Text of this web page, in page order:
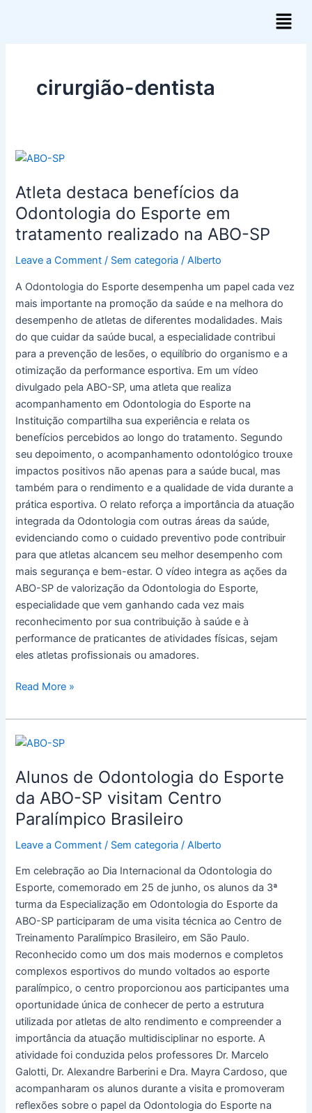
Menu
cirurgião-dentista
Atleta destaca benefícios da
Odontologia do Esporte em
tratamento realizado na ABO-SP
Leave a Comment / Sem categoria /Alberto
A Odontologia do Esporte desempenha um papel cada vez
mais importante na promoção da saúde e na melhora do
desempenho de atletas de diferentes modalidades. Mais
do que cuidar da saúde bucal, a especialidade contribui
para a prevenção de lesões, o equilíbrio do organismo e a
otimização da performance esportiva. Em um vídeo
divulgado pela ABO-SP, uma atleta que realiza
acompanhamento em Odontologia do Esporte na
Instituição compartilha sua experiência e relata os
benefícios percebidos ao longo do tratamento. Segundo
seu depoimento, o acompanhamento odontológico trouxe
impactos positivos não apenas para a saúde bucal, mas
também para o rendimento e a qualidade de vida durante a
prática esportiva. O relato reforça a importância da atuação
integrada da Odontologia com outras áreas da saúde,
evidenciando como o cuidado preventivo pode contribuir
para que atletas alcancem seu melhor desempenho com
mais segurança e bem-estar. O vídeo integra as ações da
ABO-SP de valorização da Odontologia do Esporte,
especialidade que vem ganhando cada vez mais
reconhecimento por sua contribuição à saúde e à
performance de praticantes de atividades físicas, sejam
eles atletas profissionais ou amadores.
Atleta
benefícios
da
do
Esporte
tratamento
realizado
na
ABO-
SP
Read More »
Alunos de Odontologia do Esporte
da ABO-SP visitam Centro
Paralímpico Brasileiro
Leave a Comment / Sem categoria /Alberto
Em celebração ao Dia Internacional da Odontologia do
Esporte, comemorado em 25 de junho, os alunos da 3ª
turma da Especialização em Odontologia do Esporte da
ABO-SP participaram de uma visita técnica ao Centro de
Treinamento Paralímpico Brasileiro, em São Paulo.
Reconhecido como um dos mais modernos e completos
complexos esportivos do mundo voltados ao esporte
paralímpico, o centro proporcionou aos participantes uma
oportunidade única de conhecer de perto a estrutura
utilizada por atletas de alto rendimento e compreender a
importância da atuação multidisciplinar no esporte. A
atividade foi conduzida pelos professores Dr. Marcelo
Galotti, Dr. Alexandre Barberini e Dra. Mayra Cardoso, que
acompanharam os alunos durante a visita e promoveram
reflexões sobre o papel da Odontologia do Esporte na
Alunos
Odontologia
do
Esporte
da
ABO-
visitam
Centro
Paralímpico
Brasileiro